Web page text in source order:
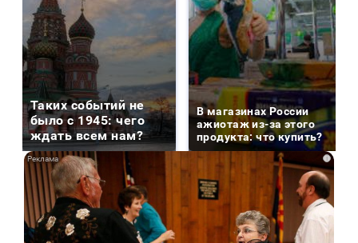
Таких событий не
было с 1945: чего
ждать всем нам?
В магазинах России
ажиотаж из-за этого
продукта: что купить?
i